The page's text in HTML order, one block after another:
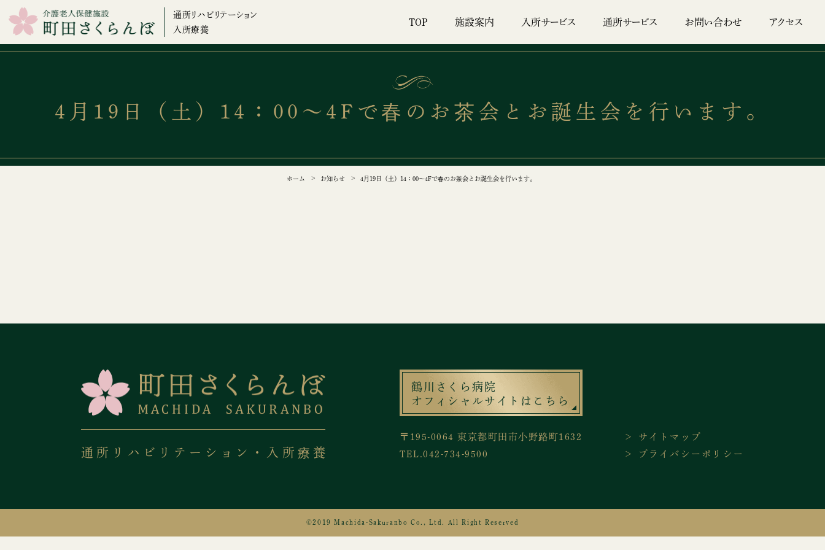
通所リハビリテーション
入所療養
TOP 施設案内 入所サービス 通所サービス お問い合わせ アクセス
4月19日（土）14：00～4Fで春のお茶会とお誕生会を行います。
ホーム お知らせ 4月19日（土）14：00～4Fで春のお茶会とお誕生会を行います。
通所リハビリテーション・入所療養
鶴川さくら病院
オフィシャルサイト はこちら
〒195-0064 東京都町田市小野路町1632
TEL.042-734-9500
＞ サイトマップ
＞ プライバシーポリシー
©2019 Machida-Sakuranbo Co., Ltd. All Right Reserved